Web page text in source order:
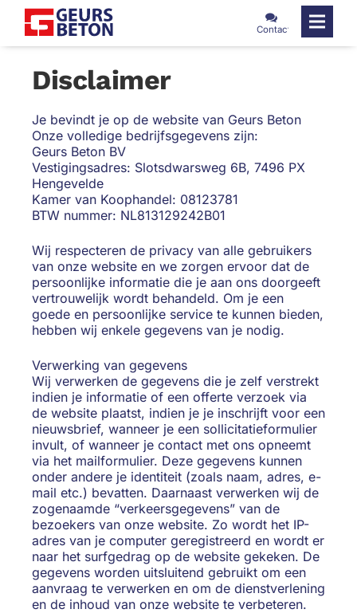
naar
L Wanden
U Wanden
VL Wanden
Contact
Disclaimer
Je bevindt je op de website van Geurs Beton
Onze volledige bedrijfsgegevens zijn:
Geurs Beton BV
Vestigingsadres: Slotsdwarsweg 6B, 7496 PX
Hengevelde
Kamer van Koophandel: 08123781
BTW nummer: NL813129242B01
Wij respecteren de privacy van alle gebruikers
van onze website en we zorgen ervoor dat de
persoonlijke informatie die je aan ons doorgeeft
vertrouwelijk wordt behandeld. Om je een
goede en persoonlijke service te kunnen bieden,
hebben wij enkele gegevens van je nodig.
Verwerking van gegevens
Wij verwerken de gegevens die je zelf verstrekt
indien je informatie of een offerte verzoek via
de website plaatst, indien je je inschrijft voor een
nieuwsbrief, wanneer je een sollicitatieformulier
invult, of wanneer je contact met ons opneemt
via het mailformulier. Deze gegevens kunnen
onder andere je identiteit (zoals naam, adres, e-
mail etc.) bevatten. Daarnaast verwerken wij de
zogenaamde “verkeersgegevens” van de
bezoekers van onze website. Zo wordt het IP-
adres van je computer geregistreerd en wordt er
naar het surfgedrag op de website gekeken. De
gegevens worden uitsluitend gebruikt om een
aanvraag te verwerken en om de dienstverlening
en de inhoud van onze website te verbeteren.